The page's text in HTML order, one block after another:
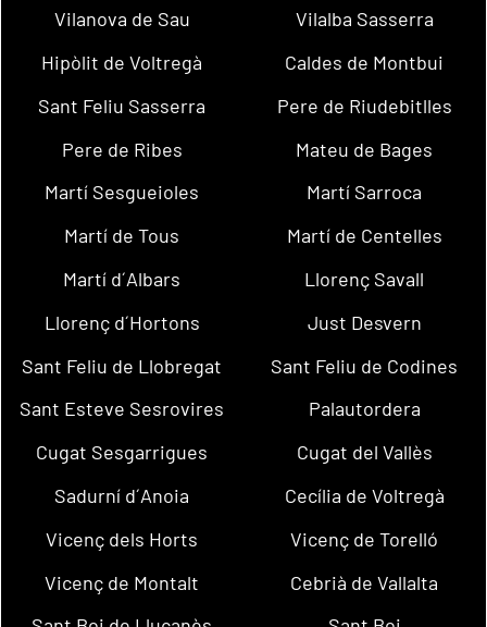
Vilanova de Sau
Vilalba Sasserra
Hipòlit de Voltregà
Caldes de Montbui
Sant Feliu Sasserra
Pere de Riudebitlles
Pere de Ribes
Mateu de Bages
Martí Sesgueioles
Martí Sarroca
Martí de Tous
Martí de Centelles
Martí d´Albars
Llorenç Savall
Llorenç d´Hortons
Just Desvern
Sant Feliu de Llobregat
Sant Feliu de Codines
Sant Esteve Sesrovires
Palautordera
Cugat Sesgarrigues
Cugat del Vallès
Sadurní d´Anoia
Cecília de Voltregà
Vicenç dels Horts
Vicenç de Torelló
Vicenç de Montalt
Cebrià de Vallalta